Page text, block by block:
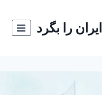
ایران را بگرد